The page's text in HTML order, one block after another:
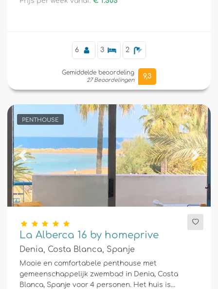
6 3 2
Gemiddelde beoordeling
27 Beoordelingen
9,3
PENTHOUSE
Previous Next
La Alberca 16 by homeprive
Denia, Costa Blanca, Spanje
Mooie en comfortabele penthouse met
gemeenschappelijk zwembad in Denia, Costa
Blanca, Spanje voor 4 personen. Het huis is